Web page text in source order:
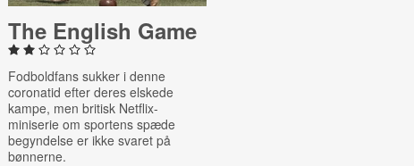
The English Game
Fodboldfans sukker i denne
coronatid efter deres elskede
kampe, men britisk Netflix-
miniserie om sportens spæde
begyndelse er ikke svaret på
bønnerne.